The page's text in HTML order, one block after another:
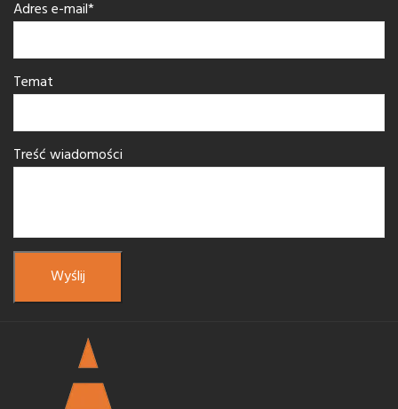
Adres e-mail*
Temat
Treść wiadomości